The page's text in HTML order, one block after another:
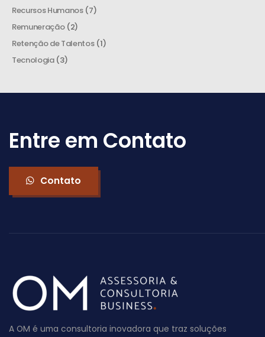
Recursos Humanos(7)
Remuneração(2)
Retenção de Talentos(1)
Tecnologia(3)
Entre em Contato
Contato
A OM é uma consultoria inovadora que traz soluções